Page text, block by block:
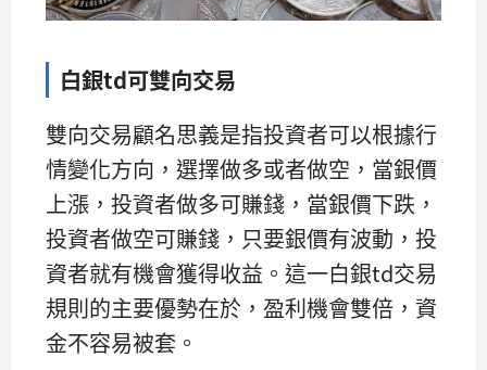
白銀td可雙向交易
雙向交易顧名思義是指投資者可以根據行
情變化方向，選擇做多或者做空，當銀價
上漲，投資者做多可賺錢，當銀價下跌，
投資者做空可賺錢，只要銀價有波動，投
資者就有機會獲得收益。這一白銀td交易
規則的主要優勢在於，盈利機會雙倍，資
金不容易被套。